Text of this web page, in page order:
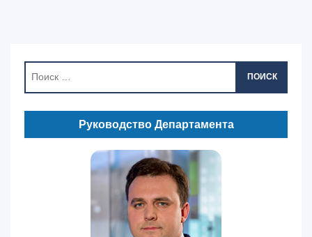
ПОИСК
Руководство Департамента